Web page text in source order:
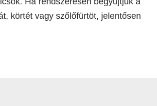
körtét vagy szőlőfürtöt, jelentősen